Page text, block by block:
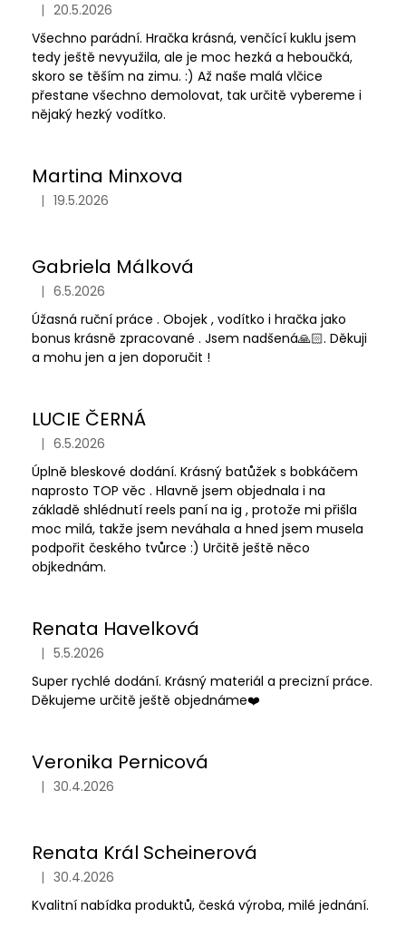
Hodnocení obchodu je 5 z 5 hvězdiček.
| 20.5.2026
Všechno parádní. Hračka krásná, venčící kuklu jsem
tedy ještě nevyužila, ale je moc hezká a heboučká,
skoro se těším na zimu. :) Až naše malá vlčice
přestane všechno demolovat, tak určitě vybereme i
nějaký hezký vodítko.
Martina Minxova
Hodnocení obchodu je 5 z 5 hvězdiček.
| 19.5.2026
Gabriela Málková
Hodnocení obchodu je 5 z 5 hvězdiček.
| 6.5.2026
Úžasná ruční práce . Obojek , vodítko i hračka jako
bonus krásně zpracované . Jsem nadšená🙏🏻. Děkuji
a mohu jen a jen doporučit !
LUCIE ČERNÁ
Hodnocení obchodu je 5 z 5 hvězdiček.
| 6.5.2026
Úplně bleskové dodání. Krásný batůžek s bobkáčem
naprosto TOP věc . Hlavně jsem objednala i na
základě shlédnutí reels paní na ig , protože mi přišla
moc milá, takže jsem neváhala a hned jsem musela
podpořit českého tvůrce :) Určitě ještě něco
objkednám.
Renata Havelková
Hodnocení obchodu je 5 z 5 hvězdiček.
| 5.5.2026
Super rychlé dodání. Krásný materiál a precizní práce.
Děkujeme určitě ještě objednáme❤️
Veronika Pernicová
Hodnocení obchodu je 5 z 5 hvězdiček.
| 30.4.2026
Renata Král Scheinerová
Hodnocení obchodu je 5 z 5 hvězdiček.
| 30.4.2026
Kvalitní nabídka produktů, česká výroba, milé jednání.